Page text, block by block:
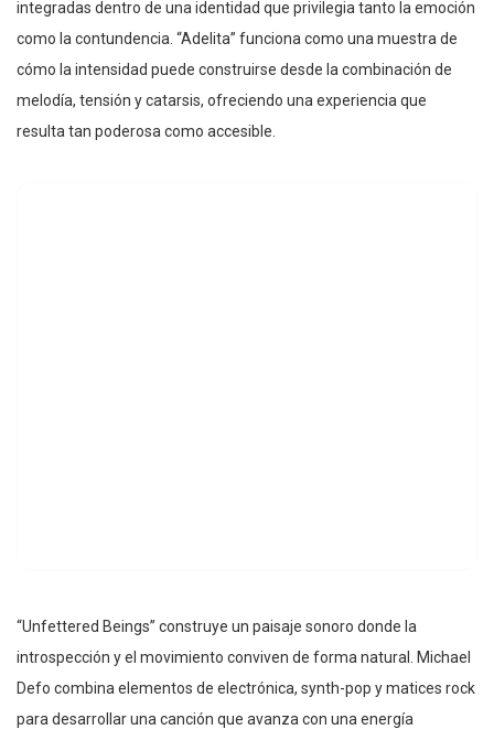
integradas dentro de una identidad que privilegia tanto la emoción
como la contundencia. “Adelita” funciona como una muestra de
cómo la intensidad puede construirse desde la combinación de
melodía, tensión y catarsis, ofreciendo una experiencia que
resulta tan poderosa como accesible.
“Unfettered Beings” construye un paisaje sonoro donde la
introspección y el movimiento conviven de forma natural. Michael
Defo combina elementos de electrónica, synth-pop y matices rock
para desarrollar una canción que avanza con una energía